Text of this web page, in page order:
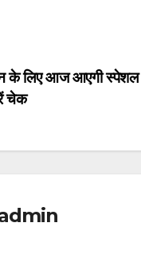
के लिए आज आएगी स्पेशल
चेक